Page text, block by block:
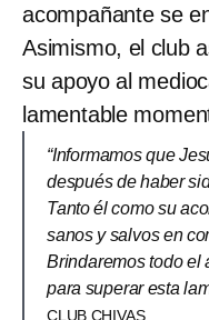
acompañante se
Asimismo, el club
su apoyo al
lamentable
“Informamos que
después de haber
Tanto él como su
sanos y salvos en
Brindaremos todo el
para superar esta
CLUB CHIVAS